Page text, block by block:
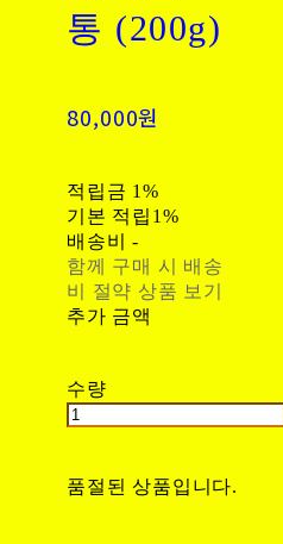
통 (200g)
80,000원
적립금 1%
기본 적립 1%
배송비-
함께 구매 시 배송
비 절약 상품 보기
추가 금액
수량
품절된 상품입니다.